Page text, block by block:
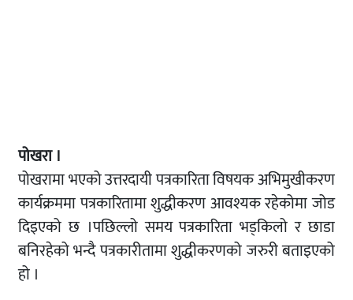
पोखरा ।
पोखरामा भएको उत्तरदायी पत्रकारिता विषयक अभिमुखीकरण
कार्यक्रममा पत्रकारितामा शुद्धीकरण आवश्यक रहेकोमा जोड
दिइएको छ ।पछिल्लो समय पत्रकारिता भड्किलो र छाडा
बनिरहेको भन्दै पत्रकारीतामा शुद्धीकरणको जरुरी बताइएको
हो ।